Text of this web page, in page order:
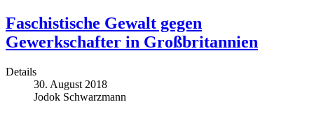
Faschistische Gewalt gegen
Gewerkschafter in Großbritannien
Details
30. August 2018
Jodok Schwarzmann